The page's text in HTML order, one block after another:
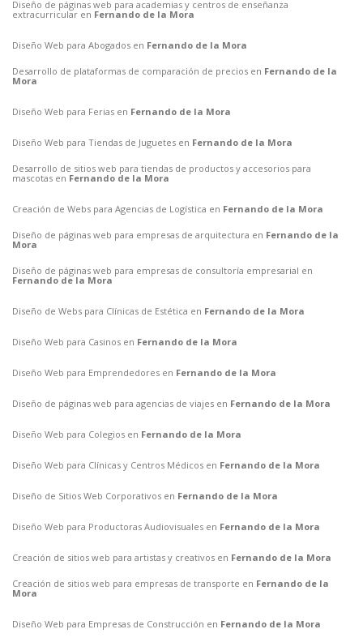
Diseño de páginas web para academias y centros de enseñanza
extracurricular en Fernando de la Mora
Diseño Web para Abogados en Fernando de la Mora
Desarrollo de plataformas de comparación de precios en Fernando de la
Mora
Diseño Web para Ferias en Fernando de la Mora
Diseño Web para Tiendas de Juguetes en Fernando de la Mora
Desarrollo de sitios web para tiendas de productos y accesorios para
mascotas en Fernando de la Mora
Creación de Webs para Agencias de Logística en Fernando de la Mora
Diseño de páginas web para empresas de arquitectura en Fernando de la
Mora
Diseño de páginas web para empresas de consultoría empresarial en
Fernando de la Mora
Diseño de Webs para Clínicas de Estética en Fernando de la Mora
Diseño Web para Casinos en Fernando de la Mora
Diseño Web para Emprendedores en Fernando de la Mora
Diseño de páginas web para agencias de viajes en Fernando de la Mora
Diseño Web para Colegios en Fernando de la Mora
Diseño Web para Clínicas y Centros Médicos en Fernando de la Mora
Diseño de Sitios Web Corporativos en Fernando de la Mora
Diseño Web para Productoras Audiovisuales en Fernando de la Mora
Creación de sitios web para artistas y creativos en Fernando de la Mora
Creación de sitios web para empresas de transporte en Fernando de la
Mora
Diseño Web para Empresas de Construcción en Fernando de la Mora